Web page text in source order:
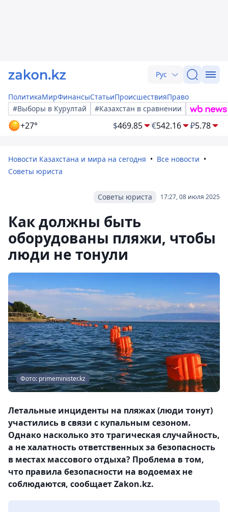
Рус
ПолитикаМирФинансыСтатьиПроисшествияПраво
#Выборы в Курултай
#Казахстан в сравнении
+27° $469.85 €542.16 ₽5.78
Новости Казахстана и мира на сегодня
Все новости
Советы юриста
17:27, 08 июля 2025
Советы юриста
Как должны быть
оборудованы пляжи, чтобы
люди не тонули
Фото: primeminister.kz
Летальные инциденты на пляжах (люди тонут)
участились в связи с купальным сезоном.
Однако насколько это трагическая случайность,
а не халатность ответственных за безопасность
в местах массового отдыха? Проблема в том,
что правила безопасности на водоемах не
соблюдаются, сообщает Zakon.kz.